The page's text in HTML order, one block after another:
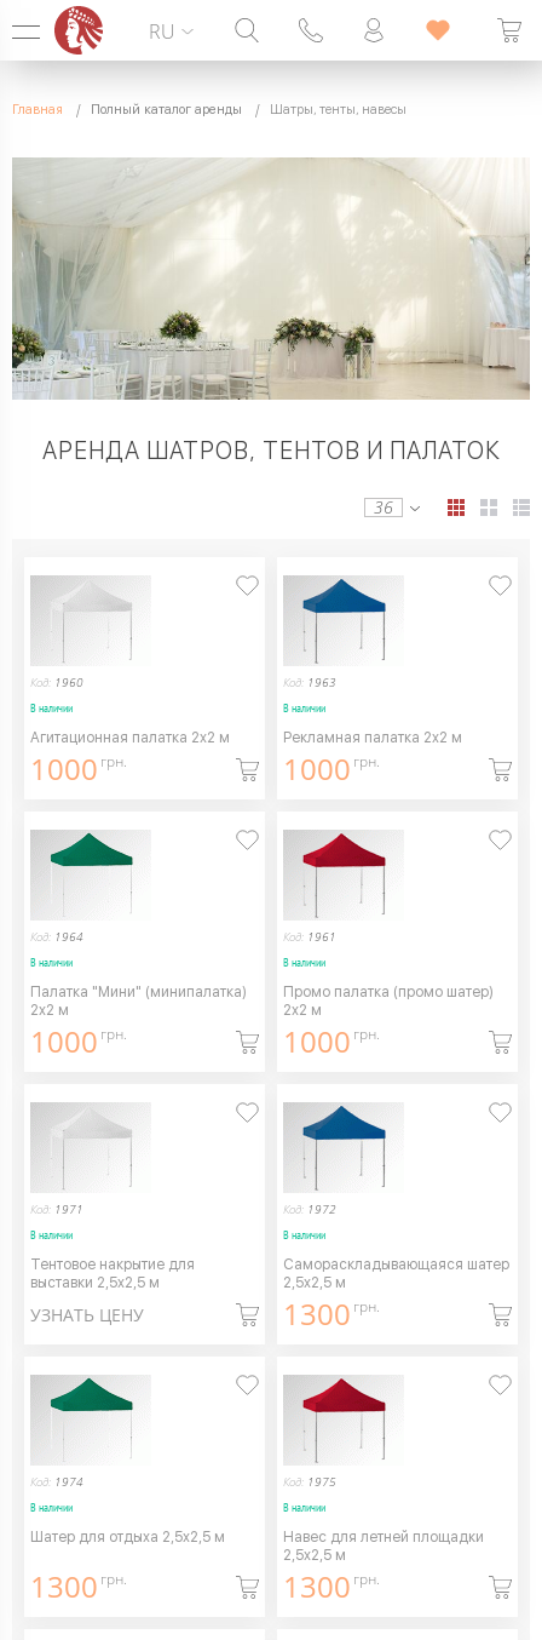
099 338 00 22
RU
Главная Полный каталог аренды Шатры, тенты, навесы
АРЕНДА ШАТРОВ, ТЕНТОВ И ПАЛАТОК
36
Код: 1960
В наличии
Агитационная палатка 2х2 м
1000 грн.
Код: 1963
В наличии
Рекламная палатка 2х2 м
1000 грн.
Код: 1964
В наличии
Палатка "Мини" (минипалатка)
2х2 м
1000 грн.
Код: 1961
В наличии
Промо палатка (промо шатер)
2х2 м
1000 грн.
Код: 1971
В наличии
Тентовое накрытие для
выставки 2,5х2,5 м
УЗНАТЬ ЦЕНУ
Код: 1972
В наличии
Самораскладывающаяся шатер
2,5х2,5 м
1300 грн.
Код: 1974
В наличии
Шатер для отдыха 2,5х2,5 м
1300 грн.
Код: 1975
В наличии
Навес для летней площадки
2,5х2,5 м
1300 грн.